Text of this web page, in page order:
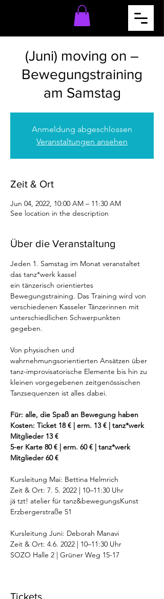
(Juni) moving on –
Bewegungstraining
am Samstag
Anmeldung abgeschlossen
Veranstaltungen ansehen
Zeit & Ort
Jun 04, 2022, 10:00 AM – 11:30 AM
See location in the description
Über die Veranstaltung
Jeden 1. Samstag im Monat veranstaltet
das tanz*werk kassel
ein tänzerisch orientiertes
Bewegungstraining. Das Training wird von
verschiedenen Kasseler Tänzerinnen mit
unterschiedlichen Schwerpunkten
gegeben.
Von physischen und
wahrnehmungsorientierten Ansätzen über
tanz-improvisatorische Elemente bis hin zu
kleinen vorgegebenen zeitgenössischen
Tanzsequenzen ist alles dabei.
Für: alle, die Spaß an Bewegung haben
Kosten: Ticket 18 € | erm. 13 € | tanz*werk
Mitglieder 13 €
5-er Karte 80 € | erm. 60 € | tanz*werk
Mitglieder 60 €
Kursleitung Mai: Bettina Helmrich
Zeit & Ort: 7. 5. 2022 | 10–11:30 Uhr
jä tzt! atelier für tanz&bewegungsKunst
Erzbergerstraße 51
Kursleitung Juni: Deborah Manavi
Zeit & Ort: 4.6. 2022 | 10–11:30 Uhr
Tickets